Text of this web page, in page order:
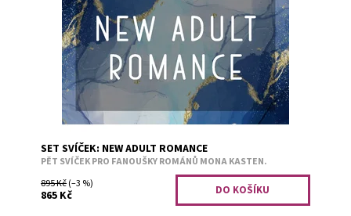
vůněmi svíček to budete mít stejné, jen se vyhnete
komplikacím. Again vanilka s...
Dostupnost:
Předobjednávka
Kód:
2554
SET SVÍČEK: NEW ADULT ROMANCE
PĚT SVÍČEK PRO FANOUŠKY ROMÁNŮ MONA KASTEN.
895 Kč(–3 %)
865 Kč